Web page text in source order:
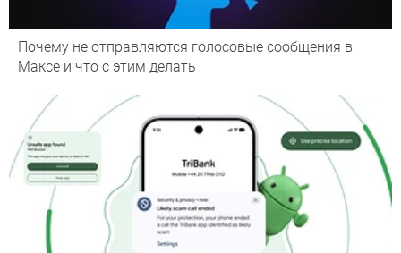
Почему не отправляются голосовые сообщения в
Максе и что с этим делать